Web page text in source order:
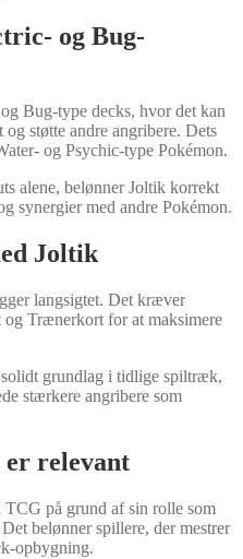
og Bug-
Bug-type decks, hvor det kan
støtte andre angribere. Dets
og Psychic-type Pokémon.
alene, belønner Joltik korrekt
synergier med andre Pokémon.
Joltik
langsigtet. Det kræver
Trænerkort for at maksimere
grundlag i tidlige spiltræk,
stærkere angribere som
relevant
på grund af sin rolle som
belønner spillere, der mestrer
opbygning.